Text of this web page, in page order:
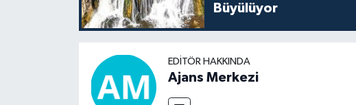
Büyülüyor
EDITÖR HAKKINDA
Ajans Merkezi